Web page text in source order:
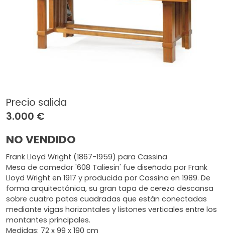
Precio salida
3.000 €
NO VENDIDO
Frank Lloyd Wright (1867-1959) para Cassina
Mesa de comedor '608 Taliesin' fue diseñada por Frank
Lloyd Wright en 1917 y producida por Cassina en 1989. De
forma arquitectónica, su gran tapa de cerezo descansa
sobre cuatro patas cuadradas que están conectadas
mediante vigas horizontales y listones verticales entre los
montantes principales.
Medidas: 72 x 99 x 190 cm